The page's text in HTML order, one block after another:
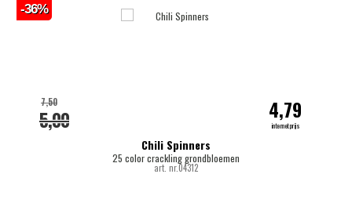
Chili Spinners
25 color crackling grondbloemen
art. nr.04312
5,00
7,50 4,79
internetprijs
-36%